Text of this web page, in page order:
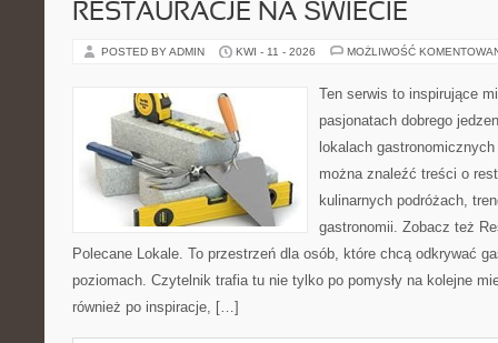
RESTAURACJE NA ŚWIECIE
POSTED BY ADMIN KWI - 11 - 2026 MOŻLIWOŚĆ
Ten serwis to inspirujące
pasjonatach dobrego
lokalach
można znaleźć treści o
kulinarnych podróżach,
gastronomii. Zobacz też
Polecane Lokale. To przestrzeń dla osób, które chcą odkrywać
poziomach. Czytelnik trafia tu nie tylko po pomysły na kolejne
również po inspiracje, […]